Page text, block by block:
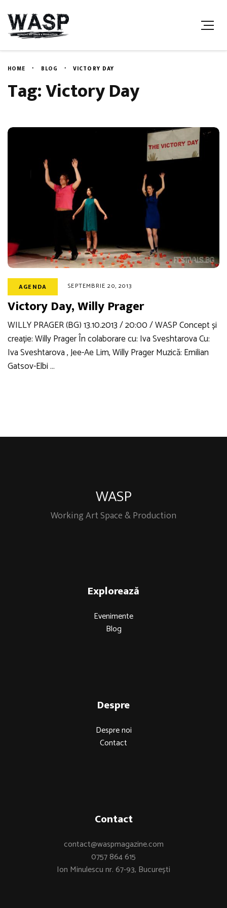
HOME BLOG VICTORY DAY
Tag: Victory Day
AGENDA SEPTEMBRIE 20, 2013
Victory Day, Willy Prager
WILLY PRAGER (BG) 13.10.2013 / 20:00 / WASP Concept și
creație: Willy Prager În colaborare cu: Iva Sveshtarova Cu:
Iva Sveshtarova , Jee-Ae Lim, Willy Prager Muzică: Emilian
Gatsov-Elbi …
WASP
Working Art Space & Production
Explorează
Evenimente
Blog
Despre
Despre noi
Contact
Contact
contact@waspmagazine.com
0757 864 615
Ion Minulescu nr. 67-93, București